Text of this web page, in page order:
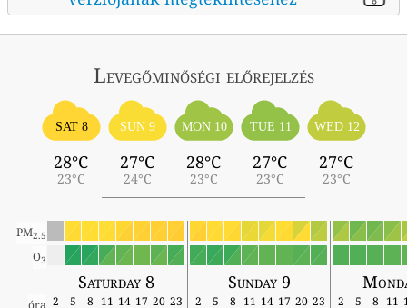
Levegőminőségi előrejelzés
SAT 8
28°C
23°C
SUN 9
27°C
24°C
MON 10
28°C
23°C
TUE 11
27°C
23°C
WED 12
27°C
23°C
PM2.5
O3
Saturday 8 Sunday 9
óra 2 5 8 11 14 17 20 23 2 5 8 11 14 17 20 23 2 5 8 11